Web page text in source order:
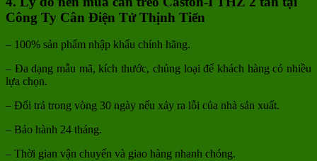
Công Ty Cân Điện Tử Thịnh Tiến
– 100% sản phẩm nhập khẩu chính hãng.
– Đa dạng mẫu mã, kích thước, chủng loại để khách hàng có nhiều
lựa chọn.
– Đổi trả trong vòng 30 ngày nếu xảy ra lỗi của nhà sản xuất.
– Bảo hành 24 tháng.
– Thời gian vận chuyển và giao hàng nhanh chóng.